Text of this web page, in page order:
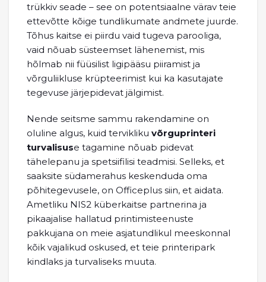
trükkiv seade – see on potentsiaalne värav teie
ettevõtte kõige tundlikumate andmete juurde.
Tõhus kaitse ei piirdu vaid tugeva parooliga,
vaid nõuab süsteemset lähenemist, mis
hõlmab nii füüsilist ligipääsu piiramist ja
võrguliikluse krüpteerimist kui ka kasutajate
tegevuse järjepidevat jälgimist.
Nende seitsme sammu rakendamine on
oluline algus, kuid tervikliku võrguprinteri
turvalisuse tagamine nõuab pidevat
tähelepanu ja spetsiifilisi teadmisi. Selleks, et
saaksite südamerahus keskenduda oma
põhitegevusele, on Officeplus siin, et aidata.
Ametliku NIS2 küberkaitse partnerina ja
pikaajalise hallatud printimisteenuste
pakkujana on meie asjatundlikul meeskonnal
kõik vajalikud oskused, et teie printeripark
kindlaks ja turvaliseks muuta.